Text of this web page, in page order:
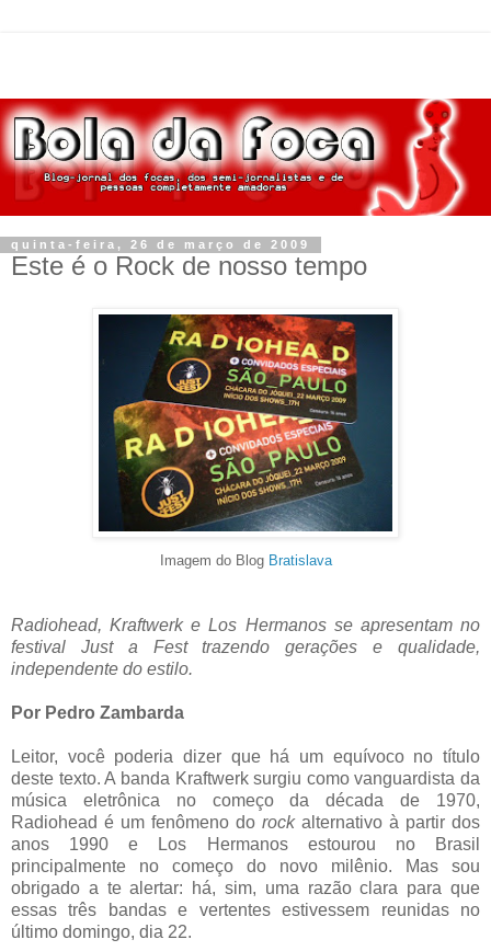
quinta-feira, 26 de março de 2009
Este é o Rock de nosso tempo
Imagem do Blog Bratislava
Radiohead, Kraftwerk e Los Hermanos se apresentam no
festival Just a Fest trazendo gerações e qualidade,
independente do estilo.
Por Pedro Zambarda
Leitor, você poderia dizer que há um equívoco no título
deste texto. A banda Kraftwerk surgiu como vanguardista da
música eletrônica no começo da década de 1970,
Radiohead é um fenômeno do rockalternativo à partir dos
anos 1990 e Los Hermanos estourou no Brasil
principalmente no começo do novo milênio. Mas sou
obrigado a te alertar: há, sim, uma razão clara para que
essas três bandas e vertentes estivessem reunidas no
último domingo, dia 22.